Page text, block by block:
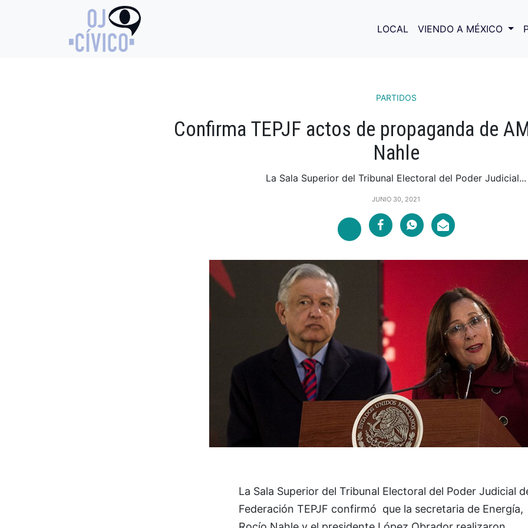
LOCAL VIENDO A MÉXICO
PARTIDOS
Confirma TEPJF actos de propaganda de
Nahle
La Sala Superior del Tribunal Electoral del Poder Judicial...
JUNIO 30, 2021
La Sala Superior del Tribunal Electoral del Poder Judicial
Federación TEPJF confirmó que la secretaria de Energía,